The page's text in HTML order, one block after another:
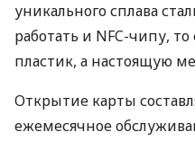
уникального сплава
работать и NFC-чипу,
пластик, а настоящую
Открытие карты
ежемесячное